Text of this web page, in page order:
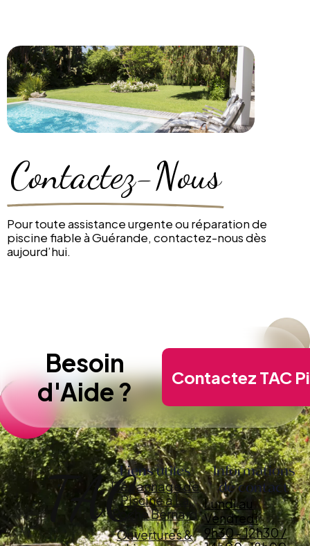
Contactez-Nous
Pour toute assistance urgente ou réparation de
piscine fiable à Guérande, contactez-nous dès
aujourd’hui.
Besoin
d'Aide ?
Contactez TAC
TACLiens utiles
Dépannage de
Piscine à La
Roche Bernard
Ouvertures &
Informations
de contact
Lundi au
Vendredi
9h30 - 12h30 /